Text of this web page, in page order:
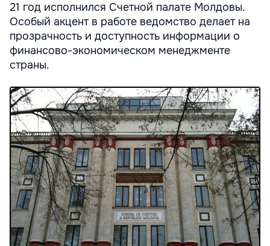
21 год исполнился Счетной палате Молдовы.
Особый акцент в работе ведомство делает на
прозрачность и доступность информации о
финансово-экономическом менеджменте
страны.